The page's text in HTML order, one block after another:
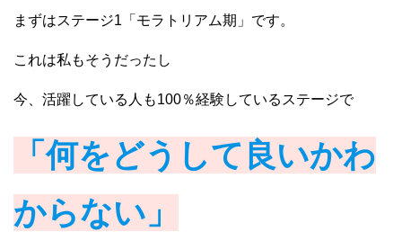
まずはステージ1「モラトリアム期」です。
これは私もそうだったし
今、活躍している人も100％経験しているステージで
「何をどうして良いかわ
からない」